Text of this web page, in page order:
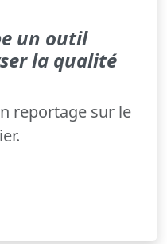
un outil
la qualité
reportage sur le